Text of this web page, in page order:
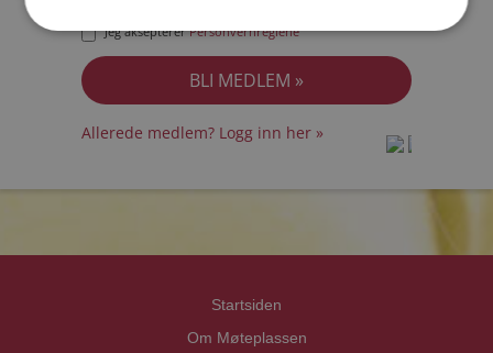
Jeg akseptererPersonvernreglene
Allerede medlem? Logg inn her »
Startsiden
Om Møteplassen